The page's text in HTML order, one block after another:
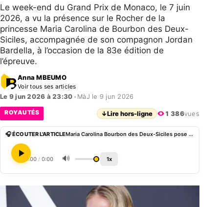
Le week-end du Grand Prix de Monaco, le 7 juin
2026, a vu la présence sur le Rocher de la
princesse Maria Carolina de Bourbon des Deux-
Siciles, accompagnée de son compagnon Jordan
Bardella, à l’occasion de la 83e édition de
l’épreuve.
Anna MBEUMO
Voir tous ses articles
Le 9 jun 2026 à 23:30 • MàJ le 9 jun 2026
ROYAUTÉS ↓Lire hors-ligne 1 386vues
🎧 ÉCOUTER L'ARTICLE Maria Carolina Bourbon des Deux-Siciles pose avec Kimi Antonelli lors du gala à Monaco
0:00 / 0:00 🔊 1x